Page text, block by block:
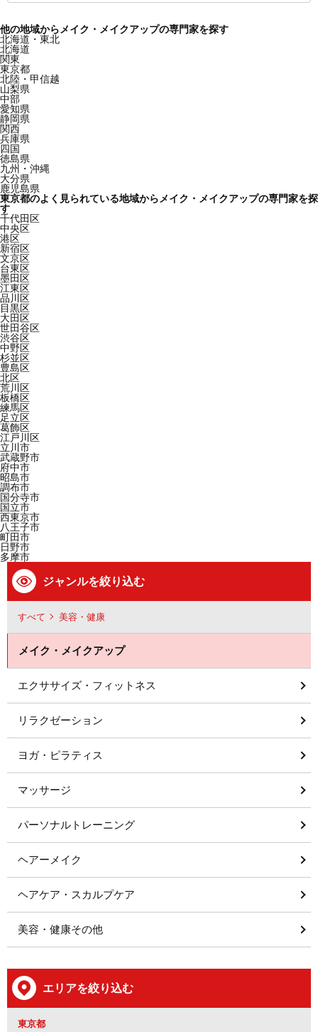
他の地域からメイク・メイクアップの専門家を探す
北海道・東北
北海道
関東
東京都
北陸・甲信越
山梨県
中部
愛知県
静岡県
関西
兵庫県
四国
徳島県
九州・沖縄
大分県
鹿児島県
東京都のよく見られている地域からメイク・メイクアップの専門家を探
す
千代田区
中央区
港区
新宿区
文京区
台東区
墨田区
江東区
品川区
目黒区
大田区
世田谷区
渋谷区
中野区
杉並区
豊島区
北区
荒川区
板橋区
練馬区
足立区
葛飾区
江戸川区
立川市
武蔵野市
府中市
昭島市
調布市
国分寺市
国立市
西東京市
八王子市
町田市
日野市
多摩市
ジャンルを絞り込む
すべて 美容・健康
メイク・メイクアップ
エクササイズ・フィットネス
リラクゼーション
ヨガ・ピラティス
マッサージ
パーソナルトレーニング
ヘアーメイク
ヘアケア・スカルプケア
美容・健康その他
エリアを絞り込む
東京都